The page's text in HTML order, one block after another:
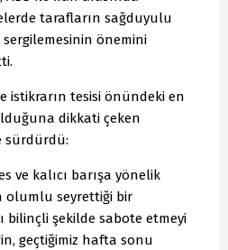
tarafların sağduyulu
önemini
istikrarın tesisi önündeki en
dikkati çeken
sürdürdü:
ve kalıcı barışa yönelik
olumlu seyrettiği bir
bilinçli şekilde sabote etmeyi
geçtiğimiz hafta sonu